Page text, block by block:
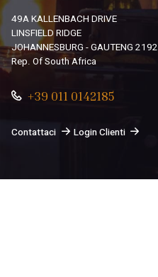
49A KALLENBACH DRIVE
LINSFIELD RIDGE
JOHANNESBURG - GAUTENG 2192
Rep. Of South Africa
+39 011 0142185
Contattaci Login Clienti